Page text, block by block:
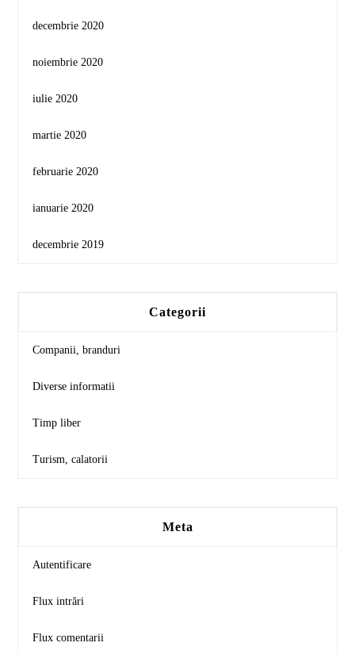
decembrie 2020
noiembrie 2020
iulie 2020
martie 2020
februarie 2020
ianuarie 2020
decembrie 2019
Categorii
Companii, branduri
Diverse informatii
Timp liber
Turism, calatorii
Meta
Autentificare
Flux intrări
Flux comentarii